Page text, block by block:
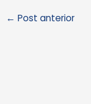
← Post anterior